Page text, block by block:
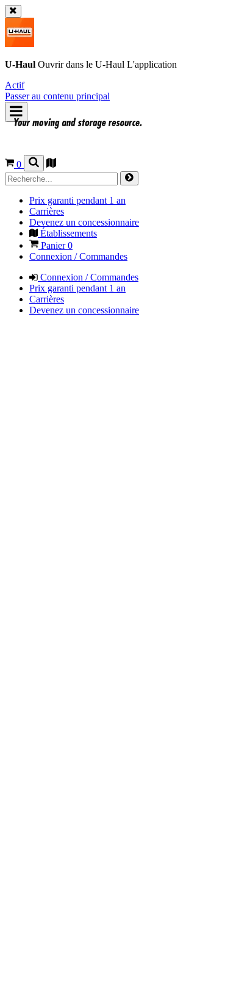
U-Haul Ouvrir dans le U-Haul L'application
Actif
Passer au contenu principal
0
Prix garanti pendant 1 an
Carrières
Devenez un concessionnaire
Établissements
Panier0
Connexion / Commandes
Connexion / Commandes
Prix garanti pendant 1 an
Carrières
Devenez un concessionnaire